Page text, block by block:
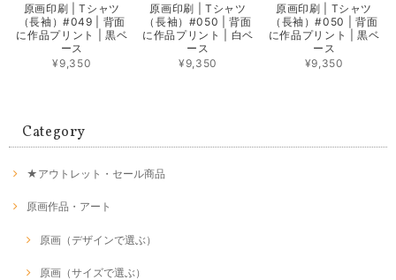
原画印刷 | Tシャツ
（長袖）#049 | 背面
に作品プリント | 黒ベ
ース
¥9,350
原画印刷 | Tシャツ
（長袖）#050 | 背面
に作品プリント | 白ベ
ース
¥9,350
原画印刷 | Tシャツ
（長袖）#050 | 背面
に作品プリント | 黒ベ
ース
¥9,350
Category
★アウトレット・セール商品
原画作品・アート
原画（デザインで選ぶ）
原画（サイズで選ぶ）